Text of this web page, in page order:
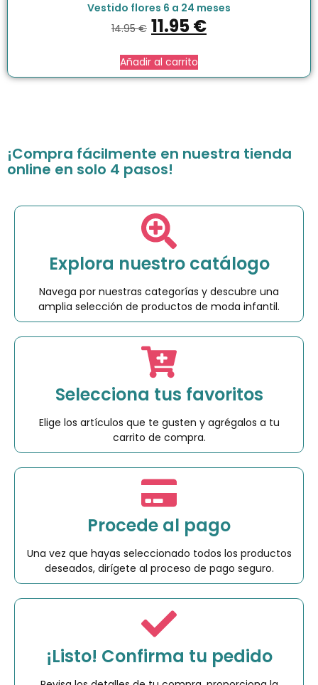
Vestido flores 6 a 24 meses
14.95€ 11.95€
Añadir al carrito
¡Compra fácilmente en nuestra tienda
online en solo 4 pasos!
Explora nuestro catálogo
Navega por nuestras categorías y descubre una
amplia selección de productos de moda infantil.
Selecciona tus favoritos
Elige los artículos que te gusten y agrégalos a tu
carrito de compra.
Procede al pago
Una vez que hayas seleccionado todos los productos
deseados, dirígete al proceso de pago seguro.
¡Listo! Confirma tu pedido